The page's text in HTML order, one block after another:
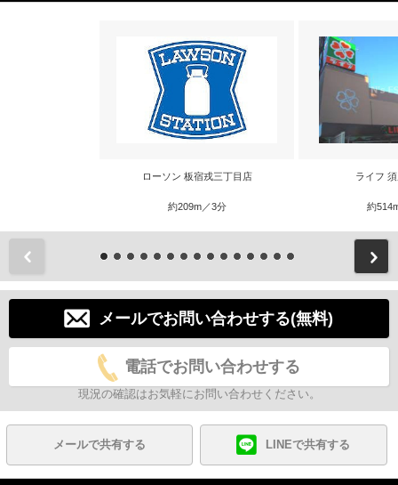
ローソン 板宿戎三丁目店
約209m／3分
ライフ
約
メールでお問い合わせする(無料)
電話でお問い合わせする
現況の確認はお気軽にお問い合わせください。
メールで共有する LINEで共有する